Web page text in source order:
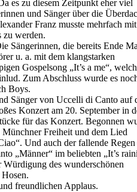
es zu diesem Zeitpunkt eher viel
und Sänger über die
Franz musste mehrfach
zu werden.
Sängerinnen, die bereits Ende
u. a. mit dem klangstarken
Gospelsong „It’s a me“,
Zum Abschluss wurde es
Boys.
Sänger von Uccelli di Canto auf
Konzert am 20. September in
für das Konzert. Begonnen
Freiheit und dem Lied
Und auch der fallende
„Männer“ im beliebten „It’s
des wunderschönen
freundlichen Applaus.